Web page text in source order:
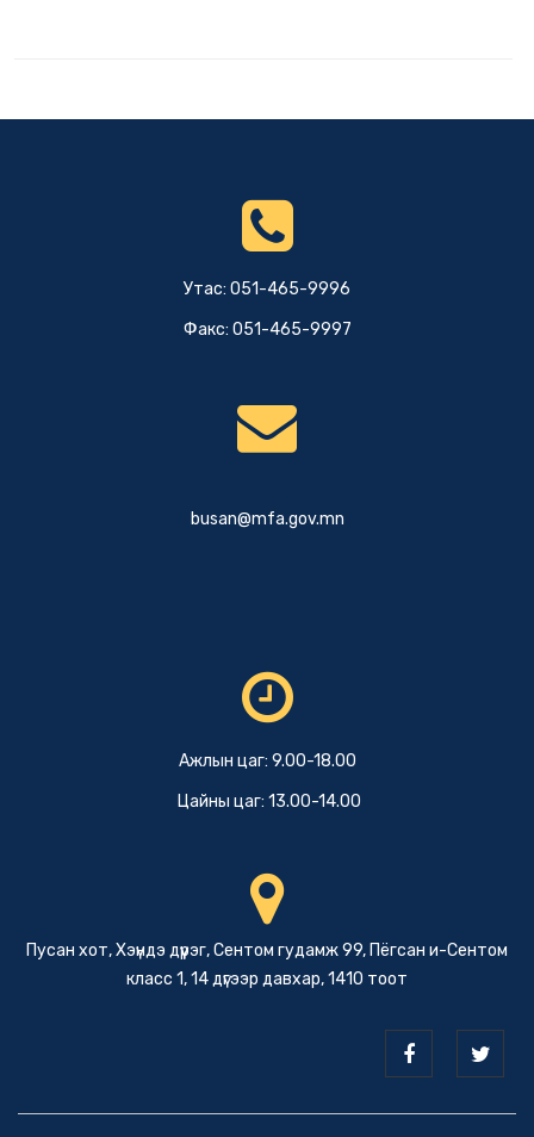
Утас: 051-465-9996
Факс: 051-465-9997
busan@mfa.gov.mn
Ажлын цаг: 9.00-18.00
Цайны цаг: 13.00-14.00
Пусан хот, Хэүндэ дүүрэг, Сентом гудамж 99, Пёгсан и-Сентом
класс 1, 14 дүгээр давхар, 1410 тоот